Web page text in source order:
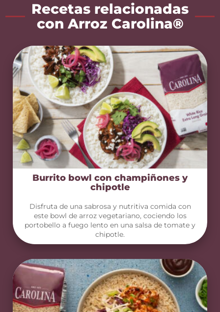
Recetas relacionadas
con Arroz Carolina®
Burrito bowl con champiñones y
chipotle
Disfruta de una sabrosa y nutritiva comida con
este bowl de arroz vegetariano, cociendo los
portobello a fuego lento en una salsa de tomate y
chipotle.